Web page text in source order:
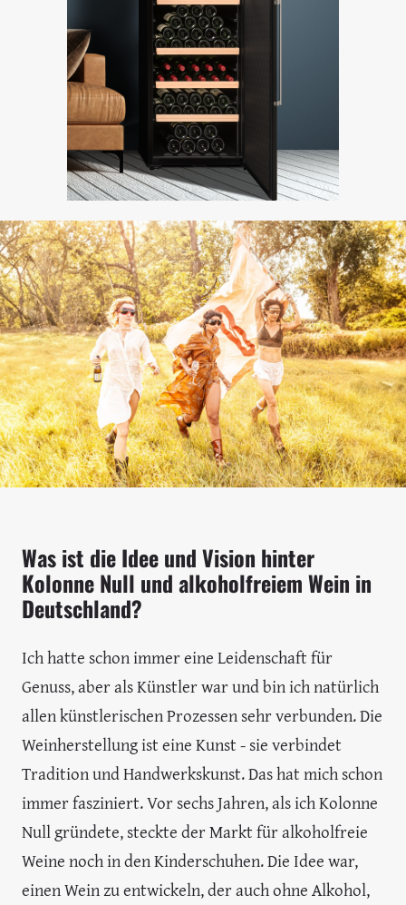
Was ist die Idee und Vision hinter
Kolonne Null und alkoholfreiem Wein in
Deutschland?
Ich hatte schon immer eine Leidenschaft für
Genuss, aber als Künstler war und bin ich natürlich
allen künstlerischen Prozessen sehr verbunden. Die
Weinherstellung ist eine Kunst - sie verbindet
Tradition und Handwerkskunst. Das hat mich schon
immer fasziniert. Vor sechs Jahren, als ich Kolonne
Null gründete, steckte der Markt für alkoholfreie
Weine noch in den Kinderschuhen. Die Idee war,
einen Wein zu entwickeln, der auch ohne Alkohol,